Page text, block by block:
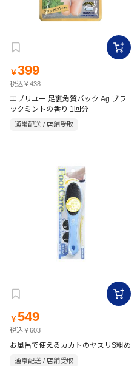
￥399
税込￥438
エブリユー 足裏角質パック Ag ブラ
ックミントの香り 1回分
通常配送 / 店舗受取
￥549
税込￥603
お風呂で使えるカカトのヤスリS粗め
通常配送 / 店舗受取